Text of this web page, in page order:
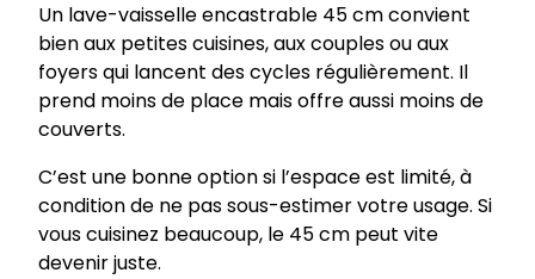
Un lave-vaisselle encastrable 45 cm convient
bien aux petites cuisines, aux couples ou aux
foyers qui lancent des cycles régulièrement. Il
prend moins de place mais offre aussi moins de
couverts.
C’est une bonne option si l’espace est limité, à
condition de ne pas sous-estimer votre usage. Si
vous cuisinez beaucoup, le 45 cm peut vite
devenir juste.